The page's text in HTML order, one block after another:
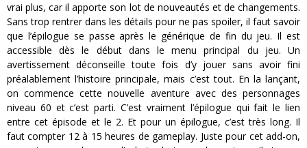
vrai plus, car il apporte son lot de nouveautés et de changements.
Sans trop rentrer dans les détails pour ne pas spoiler, il faut savoir
que l’épilogue se passe après le générique de fin du jeu. Il est
accessible dès le début dans le menu principal du jeu. Un
avertissement déconseille toute fois d’y jouer sans avoir fini
préalablement l’histoire principale, mais c’est tout. En la lançant,
on commence cette nouvelle aventure avec des personnages
niveau 60 et c’est parti. C’est vraiment l’épilogue qui fait le lien
entre cet épisode et le 2. Et pour un épilogue, c’est très long. Il
faut compter 12 à 15 heures de gameplay. Juste pour cet add-on,